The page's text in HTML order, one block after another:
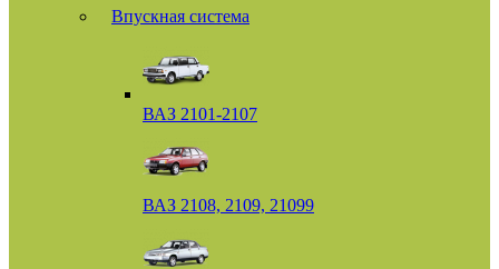
Впускная система
ВАЗ 2101-2107
ВАЗ 2108, 2109, 21099